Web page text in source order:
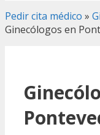
Pedir cita médico »
Ginecólogos en